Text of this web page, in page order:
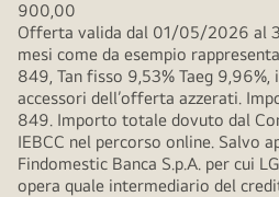
900,00
Offerta valida dal 01/05/2026 al
mesi come da esempio
849, Tan fisso 9,53% Taeg
accessori dell’offerta azzerati.
849. Importo totale dovuto dal
IEBCC nel percorso online. Salvo
Findomestic Banca S.p.A. per cui
opera quale intermediario del